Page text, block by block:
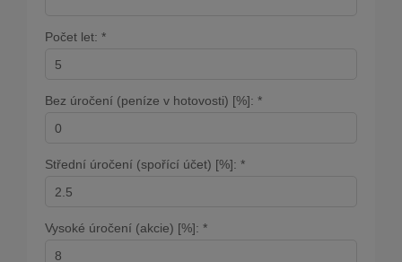
Počet let: *
Bez úročení (peníze v hotovosti) [%]: *
Střední úročení (spořící účet) [%]: *
Vysoké úročení (akcie) [%]: *